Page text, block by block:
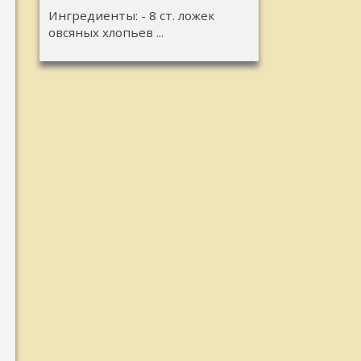
Ингредиенты: - 8 ст. ложек
овсяных хлопьев ...